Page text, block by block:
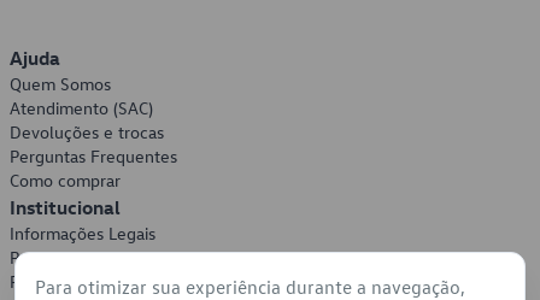
Ajuda
Quem Somos
Atendimento (SAC)
Devoluções e trocas
Perguntas Frequentes
Como comprar
Institucional
Informações Legais
Política de Privacidade
Política de Cookies
Para otimizar sua experiência durante a navegação,